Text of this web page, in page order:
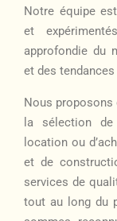
Notre équipe
et
approfondie du
et des
Nous proposons
la sélection
location ou
et de
services de
tout au long du